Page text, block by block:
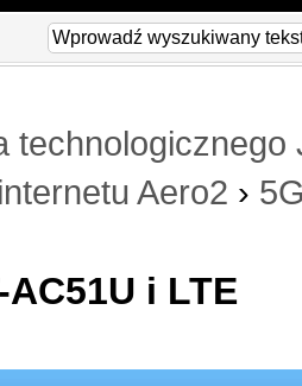
technologicznego
Aero2 ›
i LTE